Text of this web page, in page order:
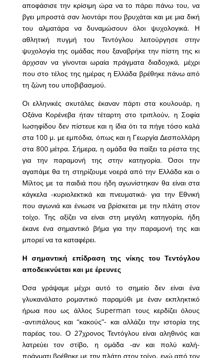
αποφάσισε την κρίσιμη ώρα να το πάρει πάνω του, να
βγει μπροστά σαν λιοντάρι που βρυχάται και με μια δική
του αλματάρα να δυναμώσουν όλοι ψυχολογικά. Η
αθλητική πυγμή του Τεντόγλου λειτούργησε στην
ψυχολογία της ομάδας που ξαναβρήκε την πίστη της κι
άρχισαν να γίνονται ωραία πράγματα διαδοχικά, μέχρι
που στο τέλος της ημέρας η Ελλάδα βρέθηκε πάνω από
τη ζώνη του υποβιβασμού.
Οι ελληνικές σκυτάλες έκαναν πάρτι στα κουλουάρ, η
Οξάνα Κορένεβα ήταν τέταρτη στο τριπλούν, η Σοφία
Ιωσηφίδου δεν πίστευε και η ίδια ότι τα πήγε τόσο καλά
στα 100 μ. με εμπόδια, όπως και η Γεωργία Δεσπολλάρη
στα 800 μέτρα. Σήμερα, η ομάδα θα παίξει τα ρέστα της
για την παραμονή της στην κατηγορία. Όσοι την
αγαπάμε θα τη στηρίζουμε νοερά από την Ελλάδα και ο
Μίλτος με τα παιδιά που ήδη αγωνίστηκαν θα είναι στα
κάγκελα -κυριολεκτικά και πνευματικά- για την Εθνική
που αγωνιά και ένιωσε να βρίσκεται με την πλάτη στον
τοίχο. Της αξίζει να είναι στη μεγάλη κατηγορία, ήδη
έκανε ένα σημαντικό βήμα για την παραμονή της και
μπορεί να τα καταφέρει.
Η σημαντική επίδραση της νίκης του Τεντόγλου
αποδεικνύεται και με έρευνες
Όσα γράψαμε μέχρι αυτό το σημείο δεν είναι ένα
γλυκανάλατο ρομαντικό παραμύθι με έναν εκπληκτικό
ήρωα που ως άλλος Superman τους κερδίζει όλους
-αντιπάλους και “κακούς”- και αλλάζει την ιστορία της
παρέας του. Ο 27χρονος Τεντόγλου είναι αληθινός και
λατρεύει τον στίβο, η ομάδα -αν και πολύ καλή-
πράγματι βρέθηκε με την πλάτη στον τοίχο, ενώ από τον